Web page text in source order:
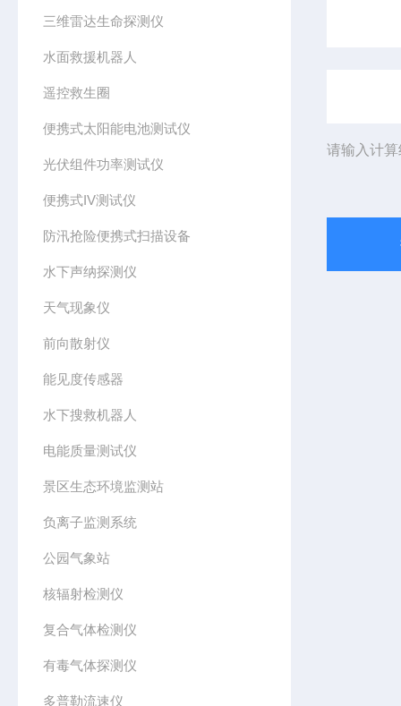
三维雷达生命探测仪
水面救援机器人
遥控救生圈
便携式太阳能电池测试仪
光伏组件功率测试仪
便携式IV测试仪
防汛抢险便携式扫描设备
水下声纳探测仪
天气现象仪
前向散射仪
能见度传感器
水下搜救机器人
电能质量测试仪
景区生态环境监测站
负离子监测系统
公园气象站
核辐射检测仪
复合气体检测仪
有毒气体探测仪
多普勒流速仪
请输入计